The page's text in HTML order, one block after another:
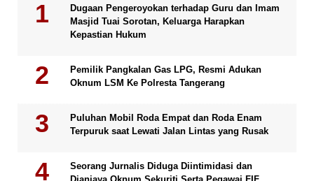
Dugaan Pengeroyokan terhadap Guru dan Imam
Masjid Tuai Sorotan, Keluarga Harapkan
Kepastian Hukum
Pemilik Pangkalan Gas LPG, Resmi Adukan
Oknum LSM Ke Polresta Tangerang
Puluhan Mobil Roda Empat dan Roda Enam
Terpuruk saat Lewati Jalan Lintas yang Rusak
Seorang Jurnalis Diduga Diintimidasi dan